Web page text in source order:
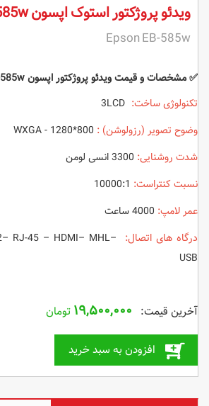
ویدئو پروژکتور استوک اپسون Epson EB-585w
Epson EB-585w
✅ مشخصات و قیمت ویدئو پروژکتور اپسون Epson EB-585w
تکنولوژی ساخت:
وضوح تصویر (رزولوشن) :
شدت روشنایی: 3300 انسی لومن
نسبت کنتراست:
عمر لامپ: 4000 ساعت
درگاه های اتصال: RJ-45 – HDMI– MHL–
USB
۱۹,۵۰۰,۰۰۰ تومان
افزودن به سبد خرید